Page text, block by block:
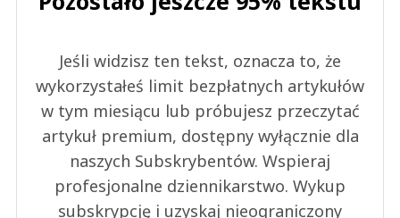
Jeśli widzisz ten tekst, oznacza to, że
wykorzystałeś limit bezpłatnych artykułów
w tym miesiącu lub próbujesz przeczytać
artykuł premium, dostępny wyłącznie dla
naszych Subskrybentów. Wspieraj
profesjonalne dziennikarstwo. Wykup
subskrypcję i uzyskaj nieograniczony